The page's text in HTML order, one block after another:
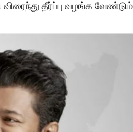
விரைந்து தீர்ப்பு வழங்க வேண்டும்